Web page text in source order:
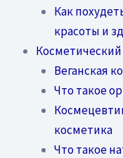
Как
красоты и
Веганская
Что такое
косметика
Что такое